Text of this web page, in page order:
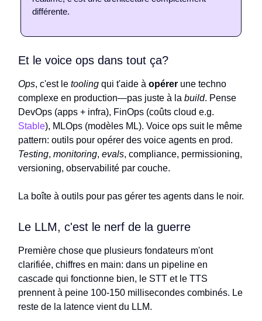
différente.
Et le voice ops dans tout ça?
Ops, c'est le tooling qui t'aide à opérer une techno
complexe en production—pas juste à la build. Pense
DevOps (apps + infra), FinOps (coûts cloud e.g.
Stable), MLOps (modèles ML). Voice ops suit le même
pattern: outils pour opérer des voice agents en prod.
Testing, monitoring, evals, compliance, permissioning,
versioning, observabilité par couche.
La boîte à outils pour pas gérer tes agents dans le noir.
Le LLM, c'est le nerf de la guerre
Première chose que plusieurs fondateurs m'ont
clarifiée, chiffres en main: dans un pipeline en
cascade qui fonctionne bien, le STT et le TTS
prennent à peine 100-150 millisecondes combinés. Le
reste de la latence vient du LLM.